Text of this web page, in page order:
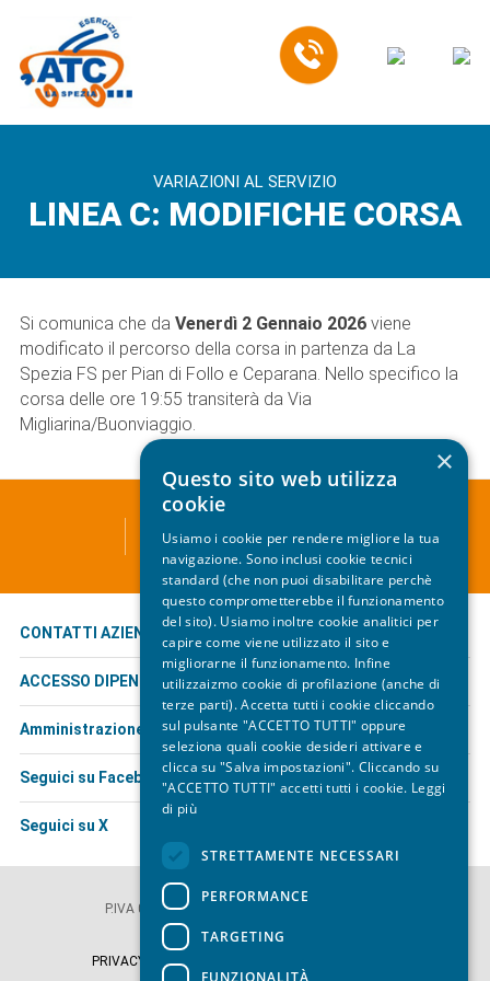
VARIAZIONI AL SERVIZIO
LINEA C: MODIFICHE CORSA
Si comunica che da Venerdì 2 Gennaio 2026viene
modificato il percorso della corsa in partenza da La
Spezia FS per Pian di Follo e Ceparana. Nello specifico la
corsa delle ore 19:55 transiterà da Via
Migliarina/Buonviaggio.
Via Leopardi, 1 - 19124 La Spezia
CONTATTI AZIENDALI
ACCESSO DIPENDENTI
Amministrazione trasparente
Seguici su Facebook
Seguici su X
© ATC Esercizio S.p.A.
P.IVA 01222260117 | Iscrizione REA SP 110812
PEC atceserciziospa@legalmail.it
PRIVACY POLICY
×
Questo sito web utilizza
cookie
Usiamo i cookie per rendere migliore la tua
navigazione. Sono inclusi cookie tecnici
standard (che non puoi disabilitare perchè
questo comprometterebbe il funzionamento
del sito). Usiamo inoltre cookie analitici per
capire come viene utilizzato il sito e
migliorarne il funzionamento. Infine
utilizzaizmo cookie di profilazione (anche di
terze parti). Accetta tutti i cookie cliccando
sul pulsante "ACCETTO TUTTI" oppure
seleziona quali cookie desideri attivare e
clicca su "Salva impostazioni". Cliccando su
"ACCETTO TUTTI" accetti tutti i cookie. Leggi
di più
STRETTAMENTE NECESSARI
PERFORMANCE
TARGETING
FUNZIONALITÀ